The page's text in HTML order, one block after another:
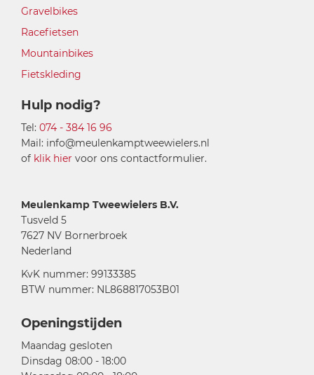
Gravelbikes
Racefietsen
Mountainbikes
Fietskleding
Hulp nodig?
Tel: 074 - 384 16 96
Mail: info@meulenkamptweewielers.nl
of klik hier voor ons contactformulier.
Meulenkamp Tweewielers B.V.
Tusveld 5
7627 NV Bornerbroek
Nederland
KvK nummer: 99133385
BTW nummer: NL868817053B01
Openingstijden
Maandag gesloten
Dinsdag 08:00 - 18:00